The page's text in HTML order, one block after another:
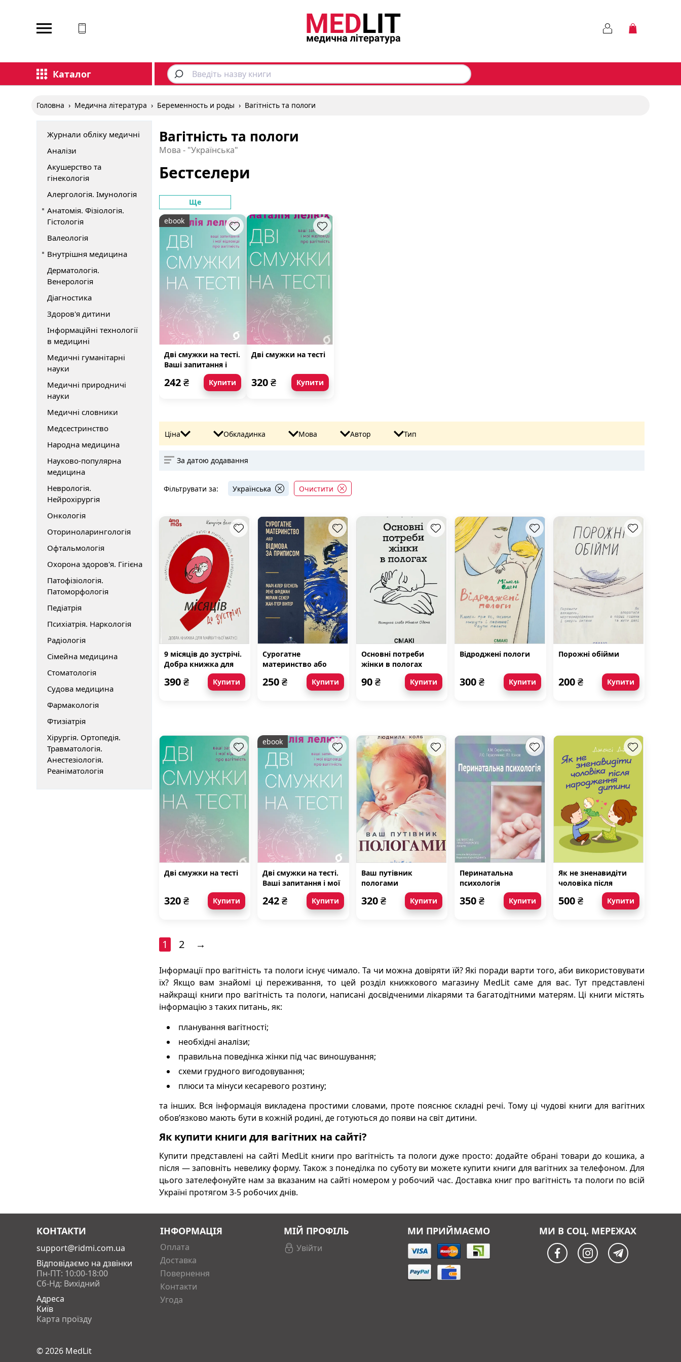
Каталог
Головна › Медична література › Беременность и роды › Вагітність та пологи
Журнали обліку медичні
Аналізи
Акушерство та
гінекологія
Алергологія. Імунологія
Анатомія. Фізіологія.
Гістологія
Валеологія
Внутрішня медицина
Дерматологія.
Венерологія
Діагностика
Здоров'я дитини
Інформаційні технології
в медицині
Медичні гуманітарні
науки
Медичні природничі
науки
Медичні словники
Медсестринство
Народна медицина
Науково-популярна
медицина
Неврологія.
Нейрохірургія
Онкологія
Оториноларингологія
Офтальмологія
Охорона здоров'я. Гігієна
Патофізіологія.
Патоморфологія
Педіатрія
Психіатрія. Наркологія
Радіологія
Сімейна медицина
Стоматологія
Судова медицина
Фармакологія
Фтизіатрія
Хірургія. Ортопедія.
Травматологія.
Анестезіологія.
Реаніматологія
Вагітність та пологи
Мова - "Українська"
Бестселери
Ще
ebook
Дві смужки на тесті.
Ваші запитання і
мої відповіді про
вагітність
242₴ Купити
Дві смужки на тесті
320₴ Купити
Ціна Обкладинка Мова Автор Тип
За датою додавання
Українська Очистити
Фільтрувати за:
9 місяців до зустрічі.
Добра книжка для
майбутньої матусі
390₴ Купити
Сурогатне
материнство або
відмова за приписом
250₴ Купити
Основні потреби
жінки в пологах
90₴ Купити
Відроджені пологи
300₴ Купити
Порожні обійми
200₴ Купити
Дві смужки на тесті
320₴ Купити
ebook
Дві смужки на тесті.
Ваші запитання і мої
відповіді про
вагітність
242₴ Купити
Ваш путівник
пологами
320₴ Купити
Перинатальна
психологія
350₴ Купити
Як не зненавидіти
чоловіка після
народження дитини
500₴ Купити
1 2 →
Інформації про вагітність та пологи існує чимало. Та чи можна довіряти їй? Які поради варти того, аби використовувати
їх? Якщо вам знайомі ці переживання, то цей розділ книжкового магазину MedLit саме для вас. Тут представлені
найкращі книги про вагітність та пологи, написані досвідченими лікарями та багатодітними матерям. Ці книги містять
інформацію з таких питань, як:
планування вагітності;
необхідні аналізи;
правильна поведінка жінки під час виношування;
схеми грудного вигодовування;
плюси та мінуси кесаревого розтину;
та інших. Вся інформація викладена простими словами, проте пояснює складні речі. Тому ці чудові книги для вагітних
обов’язково мають бути в кожній родині, де готуються до появи на світ дитини.
Як купити книги для вагітних на сайті?
Купити представлені на сайті MedLit книги про вагітність та пологи дуже просто: додайте обрані товари до кошика, а
після — заповніть невелику форму. Також з понеділка по суботу ви можете купити книги для вагітних за телефоном. Для
цього зателефонуйте нам за вказаним на сайті номером у робочий час. Доставка книг про вагітність та пологи по всій
Україні протягом 3-5 робочих днів.
КОНТАКТИ
support@ridmi.com.ua
Відповідаємо на дзвінки
Пн-ПТ: 10:00-18:00
Сб-Нд: Вихідний
Адреса
Київ
Карта проїзду
ІНФОРМАЦІЯ
Оплата
Доставка
Повернення
Контакти
Угода
МІЙ ПРОФІЛЬ
Увійти
МИ ПРИЙМАЄМО МИ В СОЦ. МЕРЕЖАХ
© 2026 MedLit